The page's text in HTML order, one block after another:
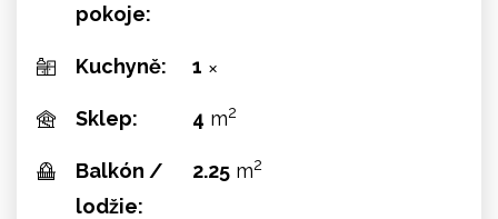
pokoje:
Kuchyně: 1 ✕
Sklep: 4 m2
Balkón /
lodžie:
2.25m2